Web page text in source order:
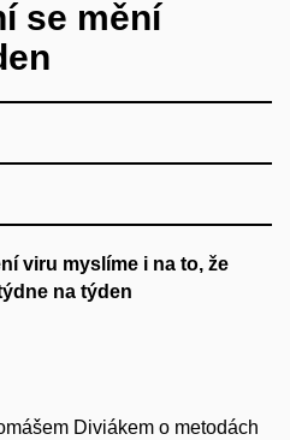
se mění
viru myslíme i na to, že
na týden
Diviákem o metodách